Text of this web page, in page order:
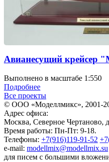
Авианесущий крейсер
Выполнено в масштабе 1:550
Подробнее
Все проекты
© ООО «Моделлмикс», 2001-
Адрес офиса:
Москва, Северное Чертаново,
Время работы: Пн-Пт: 9-18.
Телефоны: +7(916)119-91-52
e-mail: modellmix@modellmix.su
для писем с большими